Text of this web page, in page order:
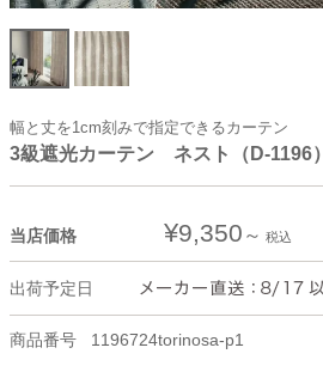
幅と丈を1cm刻みで指定できるカーテン
3級遮光カーテン ネスト（D-1196）
当店価格 ¥9,350 税込
出荷予定日
商品番号 1196724torinosa-p1